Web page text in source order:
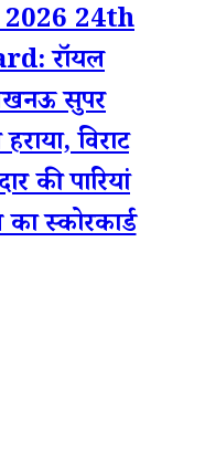
24th
रॉयल
सुपर
विराट
की पारियां
स्कोरकार्ड